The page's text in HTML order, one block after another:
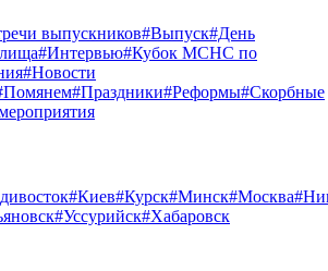
выпускников#Выпуск#День
#Интервью#Кубок МСНС по
#Новости
#Праздники#Реформы#Скорбные
#Киев#Курск#Минск#Москва
#Уссурийск#Хабаровск